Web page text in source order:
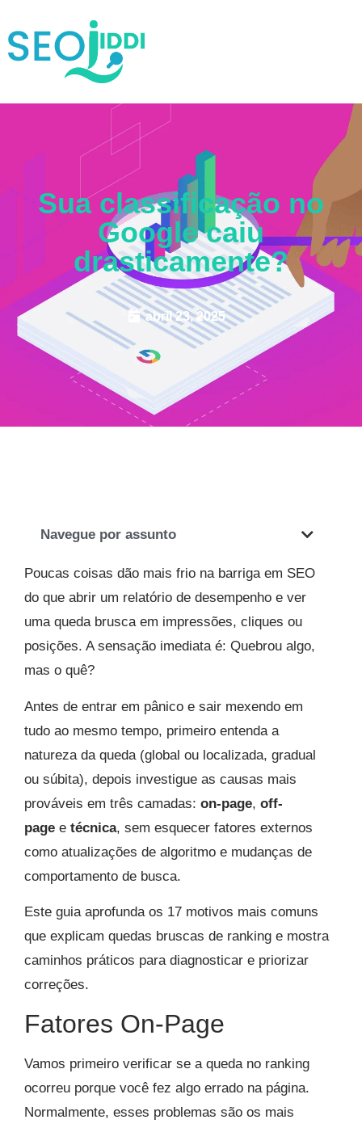
Sua classificação no
Google caiu
drasticamente?
abril 23, 2025
Navegue por assunto
Poucas coisas dão mais frio na barriga em SEO
do que abrir um relatório de desempenho e ver
uma queda brusca em impressões, cliques ou
posições. A sensação imediata é: Quebrou algo,
mas o quê?
Antes de entrar em pânico e sair mexendo em
tudo ao mesmo tempo, primeiro entenda a
natureza da queda (global ou localizada, gradual
ou súbita), depois investigue as causas mais
prováveis em três camadas: on-page, off-
page e técnica, sem esquecer fatores externos
como atualizações de algoritmo e mudanças de
comportamento de busca.
Este guia aprofunda os 17 motivos mais comuns
que explicam quedas bruscas de ranking e mostra
caminhos práticos para diagnosticar e priorizar
correções.
Fatores On-Page
Vamos primeiro verificar se a queda no ranking
ocorreu porque você fez algo errado na página.
Normalmente, esses problemas são os mais